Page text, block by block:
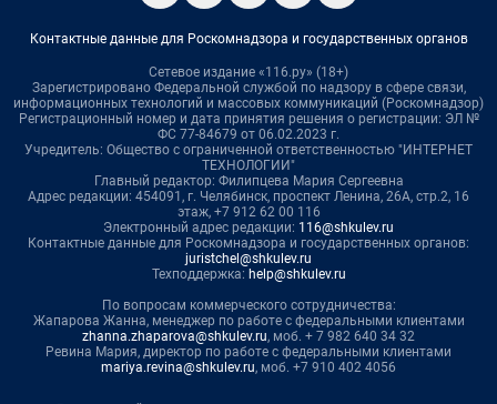
Контактные данные для Роскомнадзора и государственных органов
Сетевое издание «116.ру» (18+)
Зарегистрировано Федеральной службой по надзору в сфере связи,
информационных технологий и массовых коммуникаций (Роскомнадзор)
Регистрационный номер и дата принятия решения о регистрации: ЭЛ №
ФС 77-84679 от 06.02.2023 г.
Учредитель: Общество с ограниченной ответственностью "ИНТЕРНЕТ
ТЕХНОЛОГИИ"
Главный редактор: Филипцева Мария Сергеевна
Адрес редакции: 454091, г. Челябинск, проспект Ленина, 26А, стр.2, 16
этаж, +7 912 62 00 116
Электронный адрес редакции: 116@shkulev.ru
Контактные данные для Роскомнадзора и государственных органов:
juristchel@shkulev.ru
Техподдержка: help@shkulev.ru
По вопросам коммерческого сотрудничества:
Жапарова Жанна, менеджер по работе с федеральными клиентами
zhanna.zhaparova@shkulev.ru, моб. + 7 982 640 34 32
Ревина Мария, директор по работе с федеральными клиентами
mariya.revina@shkulev.ru, моб. +7 910 402 4056